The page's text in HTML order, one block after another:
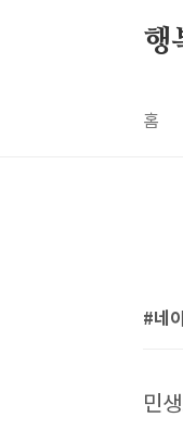
행
홈
네